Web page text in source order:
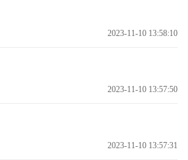
2023-11-10 13:58:10
2023-11-10 13:57:50
2023-11-10 13:57:31